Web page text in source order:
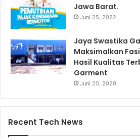
Jawa Barat.
Juni 25, 2022
Jaya Swastika
Maksimalkan
Hasil Kualitas
Garment
Juni 20, 2020
Recent Tech News